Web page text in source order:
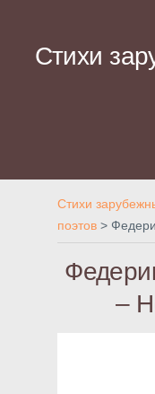
Стихи
Стихи
поэтов >
–